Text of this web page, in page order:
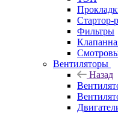
Стартор-
Фильтры
Вентиляторы
Назад